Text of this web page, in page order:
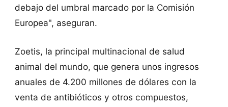
debajo del umbral marcado por la Comisión
Europea", aseguran.
Zoetis, la principal multinacional de salud
animal del mundo, que genera unos ingresos
anuales de 4.200 millones de dólares con la
venta de antibióticos y otros compuestos,